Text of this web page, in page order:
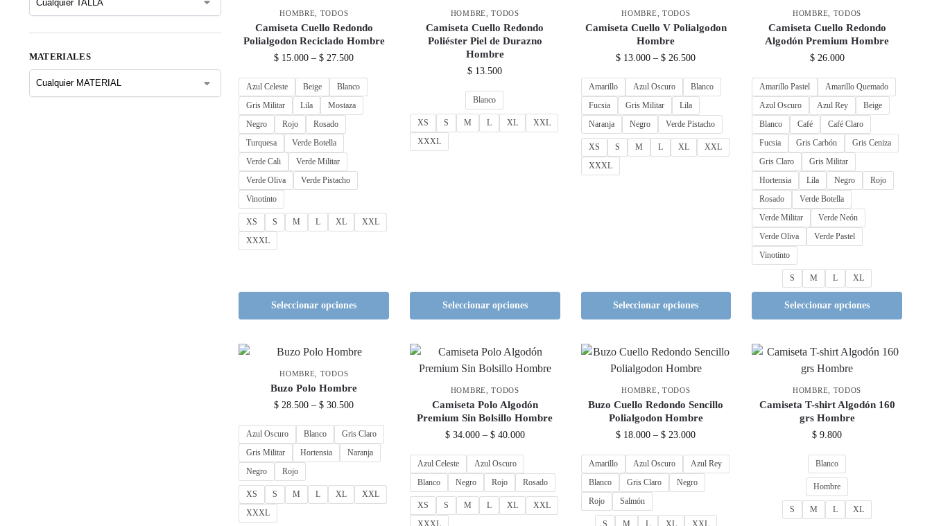
HOMBRE TODOS
Camiseta Cuello Redondo
Polialgodon Reciclado Hombre
$ 15.000 – $ 27.500
Azul Celeste Beige
Blanco
Gris Militar
Lila
Mostaza
Negro
Rojo
Rosado
Turquesa
Verde Botella
Verde Cali
Verde Militar
Verde Oliva
Verde Pistacho
Vinotinto
XS S M L XL
XXL
XXXL
Seleccionar opciones
HOMBRE ,TODOS
Camiseta Cuello Redondo
Poliéster Piel de Durazno
Hombre
$ 13.500
Blanco
XS S M L XL
XXL
XXXL
Seleccionar opciones
HOMBRE TODOS
Camiseta Cuello V Polialgodon
Hombre
$ 13.000 – $ 26.500
Amarillo Azul Oscuro
Blanco
Fucsia
Gris Militar
Lila
Naranja
Negro Verde Pistacho
XS S M L XL
XXL
XXXL
Seleccionar opciones
HOMBRE TODOS
Camiseta Cuello Redondo
Algodón Premium Hombre
$26.000
Amarillo Pastel
Amarillo Quemado
Azul Oscuro
Azul Rey
Beige
Blanco
Café
Café Claro
Fucsia
Gris Carbón
Gris Ceniza
Gris Claro
Gris Militar
Hortensia
Lila Negro
Rojo
Rosado
Verde Botella
Verde Militar
Verde Neón
Verde Oliva
Verde Pastel
Vinotinto
S M L XL
Seleccionar opciones
HOMBRE TODOS
Buzo Polo Hombre
$ 28.500 – $ 30.500
Azul Oscuro Blanco
Gris Claro
Gris Militar
Hortensia
Naranja
Negro
Rojo
XS S M L XL
XXL
XXXL
HOMBRE ,TODOS
Camiseta Polo Algodón
Premium Sin Bolsillo Hombre
$34.000 – $40.000
Azul Celeste
Azul Oscuro
Blanco
Negro Rojo Rosado
XS S M L XL
XXL
XXXL
HOMBRE TODOS
Buzo Cuello Redondo Sencillo
Polialgodon Hombre
$ 18.000 – $ 23.000
Amarillo Azul Oscuro
Azul Rey
Blanco
Gris Claro
Negro
Rojo
Salmón
S M L XL XXL
HOMBRE TODOS
Camiseta T-shirt Algodón 160
grs Hombre
$ 9.800
Blanco
Hombre
S M L XL
MATERIALES